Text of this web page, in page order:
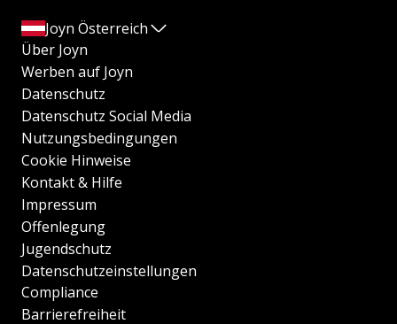
Joyn Österreich
Über Joyn
Werben auf Joyn
Datenschutz
Datenschutz Social Media
Nutzungsbedingungen
Cookie Hinweise
Kontakt & Hilfe
Impressum
Offenlegung
Jugendschutz
Datenschutzeinstellungen
Compliance
Barrierefreiheit